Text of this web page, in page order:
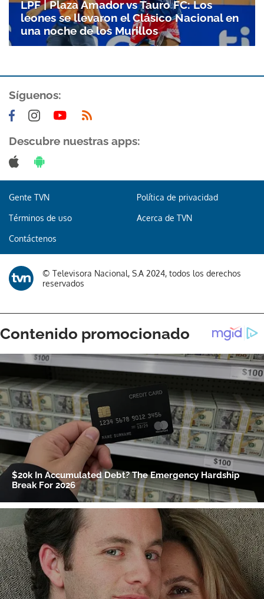
Gracias por suscribirte a nuestro boletín.
LPF | Plaza Amador vs Tauro FC: Los
leones se llevaron el Clásico Nacional en
una noche de los Murillos
Síguenos:
Descubre nuestras apps:
Gente TVN Política de privacidad
Términos de uso Acerca de TVN
Contáctenos
© Televisora Nacional, S.A 2024, todos los derechos
reservados